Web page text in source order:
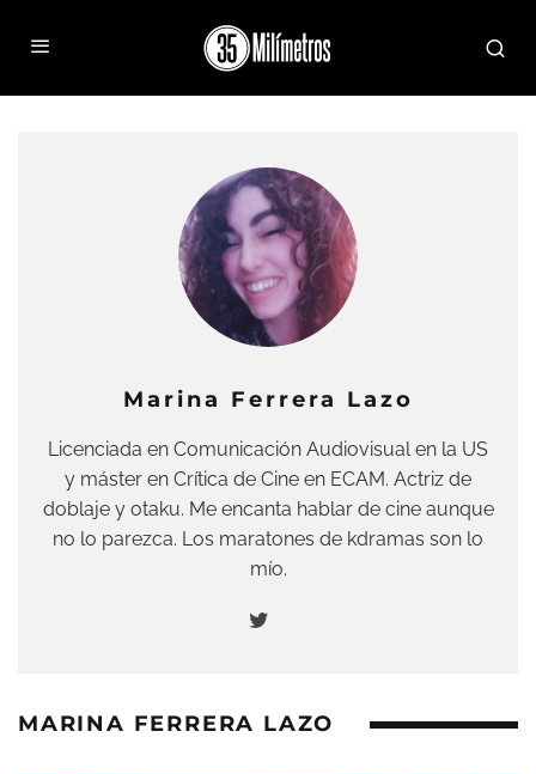
Marina Ferrera Lazo
Licenciada en Comunicación Audiovisual en la US
y máster en Crítica de Cine en ECAM. Actriz de
doblaje y otaku. Me encanta hablar de cine aunque
no lo parezca. Los maratones de kdramas son lo
mío.
MARINA FERRERA LAZO